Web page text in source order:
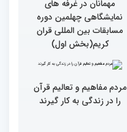
ایران مهد قرآن است/ سطح
مسابقات ایران خیلی بالاست
گزارش تصویری سومین روز
رقابت بخش بانوان چهلمین
دوره مسابقات بین المللی